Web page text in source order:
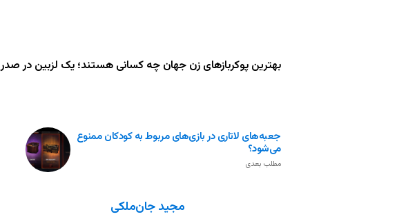
بهترین پوکربازهای زن جهان چه کسانی هستند؛ یک لزبین در صدر
جعبه‌های لاتاری در بازی‌های مربوط به کودکان ممنوع
می‌شود؟
مطلب بعدی
مجید جان‌ملکی